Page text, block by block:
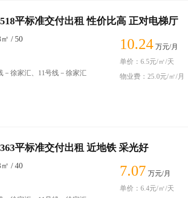
平标准交付出租 性价比高 正对电梯厅
/ 50
线－徐家汇、11号线－徐家汇
10.24 万元/月
单价：6.5元/㎡/天
物业费：25.0元/㎡/月
平标准交付出租 近地铁 采光好
/ 40 7.07 万元/月
单价：6.4元/㎡/天